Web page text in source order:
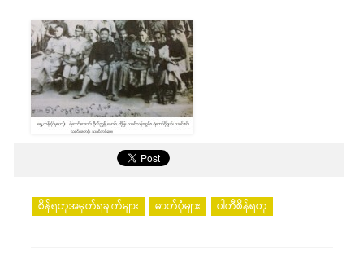
စိန်ရတုအမှတ်ရချက်များ ဓာတ်ပုံများ ပါတီစိန်ရတု